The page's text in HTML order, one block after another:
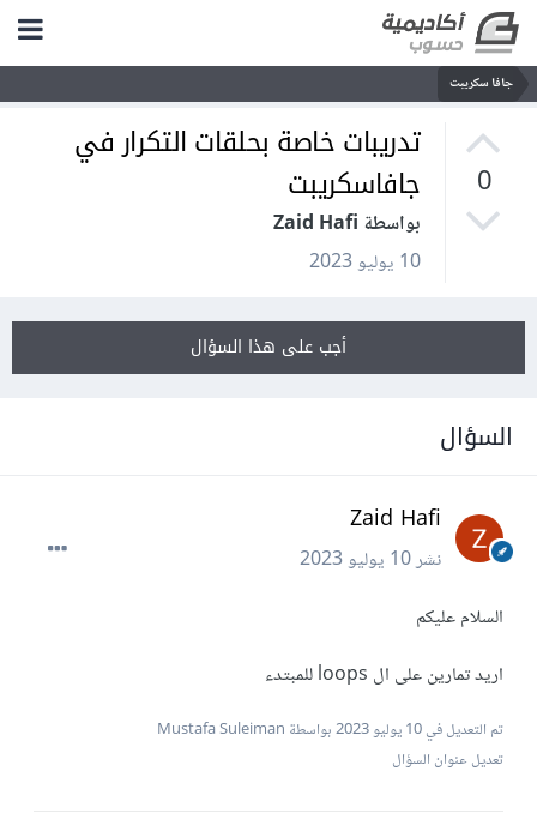
جافا سكريبت
0
تدريبات خاصة بحلقات التكرار في
جافاسكريبت
بواسطة Zaid Hafi
10 يوليو 2023
أجب على هذا السؤال
السؤال
Zaid Hafi
نشر10 يوليو 2023
السلام عليكم
اريد تمارين على ال loops للمبتدء
تم التعديل في10 يوليو 2023
بواسطة Mustafa Suleiman
تعديل عنوان السؤال